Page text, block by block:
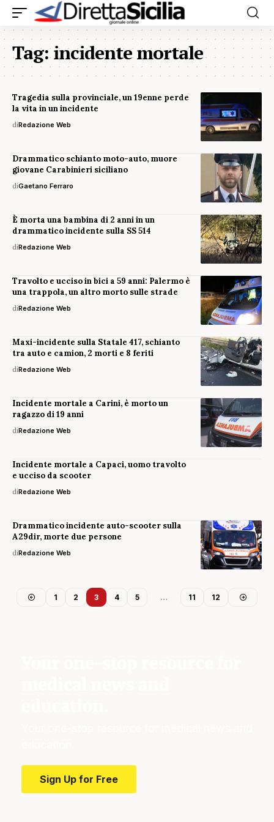
Tag:incidente mortale
Tragedia sulla provinciale, un 19enne perde
la vita in un incidente
diRedazione Web
Drammatico schianto moto-auto, muore
giovane Carabinieri siciliano
diGaetano Ferraro
È morta una bambina di 2 anni in un
drammatico incidente sulla SS 514
diRedazione Web
Travolto e ucciso in bici a 59 anni: Palermo è
una trappola, un altro morto sulle strade
diRedazione Web
Maxi-incidente sulla Statale 417, schianto
tra auto e camion, 2 morti e 8 feriti
diRedazione Web
Incidente mortale a Carini, è morto un
ragazzo di 19 anni
diRedazione Web
Incidente mortale a Capaci, uomo travolto
e ucciso da scooter
diRedazione Web
Drammatico incidente auto-scooter sulla
A29dir, morte due persone
diRedazione Web
1 2 3 4 5 … 11 12
Sign Up for Free